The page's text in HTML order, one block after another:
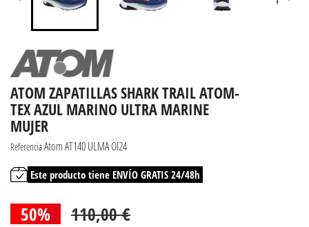
ATOM ZAPATILLAS SHARK TRAIL ATOM-
TEX AZUL MARINO ULTRA MARINE
MUJER
ReferenciaAtom AT140 ULMA OI24
Este producto tiene ENVÍO GRATIS 24/48h
50% 110,00 €